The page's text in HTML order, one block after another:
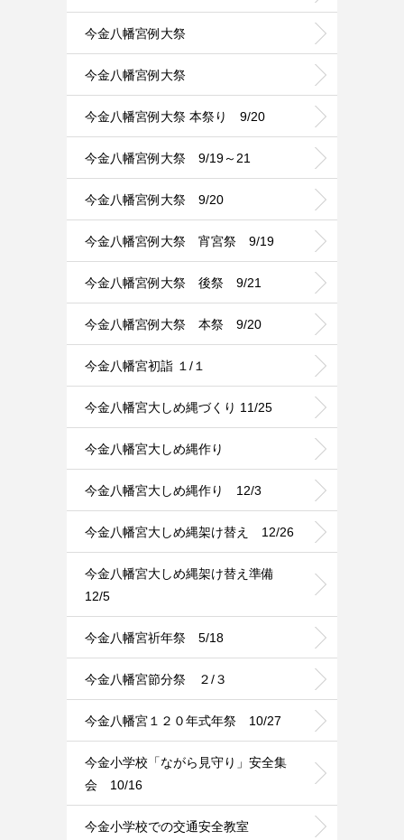
今金八幡宮例大祭
今金八幡宮例大祭
今金八幡宮例大祭 本祭り 9/20
今金八幡宮例大祭 9/19～21
今金八幡宮例大祭 9/20
今金八幡宮例大祭 宵宮祭 9/19
今金八幡宮例大祭 後祭 9/21
今金八幡宮例大祭 本祭 9/20
今金八幡宮初詣 １/１
今金八幡宮大しめ縄づくり 11/25
今金八幡宮大しめ縄作り
今金八幡宮大しめ縄作り 12/3
今金八幡宮大しめ縄架け替え 12/26
今金八幡宮大しめ縄架け替え準備
12/5
今金八幡宮祈年祭 5/18
今金八幡宮節分祭 ２/３
今金八幡宮１２０年式年祭 10/27
今金小学校「ながら見守り」安全集
会 10/16
今金小学校での交通安全教室